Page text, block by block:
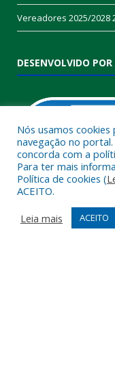
Vereadores 2025/2028
DESENVOLVIDO POR
Muito mais que
Realizamos uma
contrato que todas as
Nós usamos
navegação no
concorda com a
Para ter mais
Política de cookies (
ACEITO.
Leia mais
ACEITO